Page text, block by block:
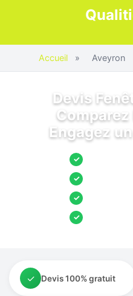
Accueil » Aveyron
Devis
Comparez
Engagez
✓
✓
✓
✓
✓ Devis 100% gratuit